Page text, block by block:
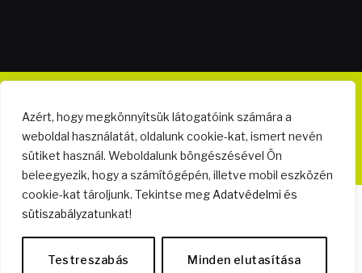
Azért, hogy megkönnyítsük látogatóink számára a
weboldal használatát, oldalunk cookie-kat, ismert nevén
sütiket használ. Weboldalunk böngészésével Ön
beleegyezik, hogy a számítógépén, illetve mobil eszközén
cookie-kat tároljunk. Tekintse meg Adatvédelmi és
sütiszabályzatunkat!
Testreszabás Minden elutasítása
Copyright © 2024. - Készítette: PRove Kommunikáció
Médiaajánlat Lakberendezés